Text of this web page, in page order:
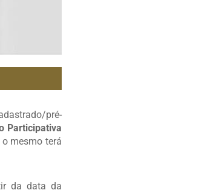
pré-
Participativa
mesmo terá
da data da